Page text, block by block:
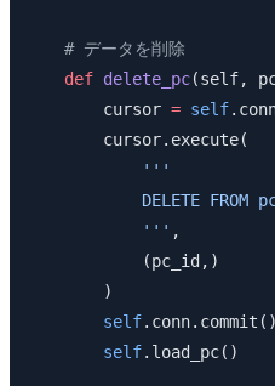
    # データを削除
    def
delete_pc(self,
        cursor
= self
        cursor.execute(
            '''
DELETE FROM
            '''
,
            (pc_id,)
        )
        self
.conn.commit()
        self
.load_pc()